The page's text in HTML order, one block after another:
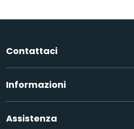
Contattaci
Informazioni
Assistenza